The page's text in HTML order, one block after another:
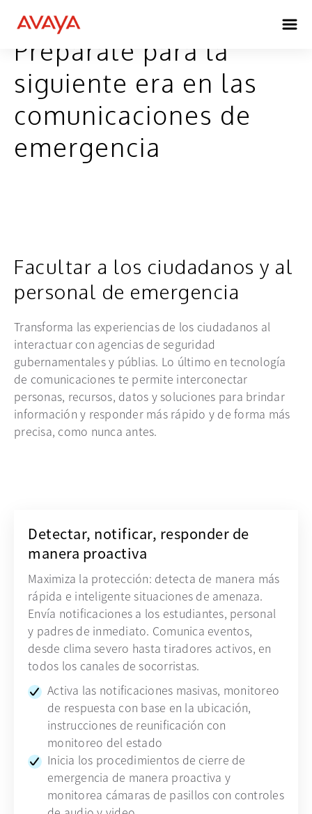
Prepárate para la
siguiente era en las
comunicaciones de
emergencia
Facultar a los ciudadanos y al
personal de emergencia
Transforma las experiencias de los ciudadanos al
interactuar con agencias de seguridad
gubernamentales y públias. Lo último en tecnología
de comunicaciones te permite interconectar
personas, recursos, datos y soluciones para brindar
información y responder más rápido y de forma más
precisa, como nunca antes.
Detectar, notificar, responder de
manera proactiva
Maximiza la protección: detecta de manera más
rápida e inteligente situaciones de amenaza.
Envía notificaciones a los estudiantes, personal
y padres de inmediato. Comunica eventos,
desde clima severo hasta tiradores activos, en
todos los canales de socorristas.
Activa las notificaciones masivas, monitoreo
de respuesta con base en la ubicación,
instrucciones de reunificación con
monitoreo del estado
Inicia los procedimientos de cierre de
emergencia de manera proactiva y
monitorea cámaras de pasillos con controles